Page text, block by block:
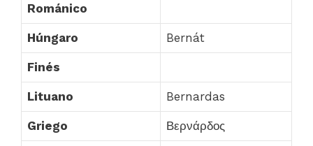
Románico
Húngaro Bernát
Finés
Lituano Bernardas
Griego Βερνάρδος